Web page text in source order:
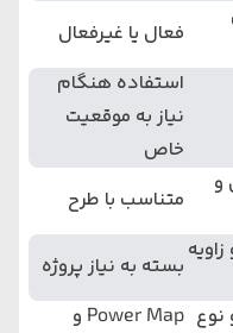
فعال یا غیرفعال
استفاده هنگام
نیاز به موقعیت
خاص
و
متناسب با طرح
بسته به نیاز پروژه
نوع
Power Map و